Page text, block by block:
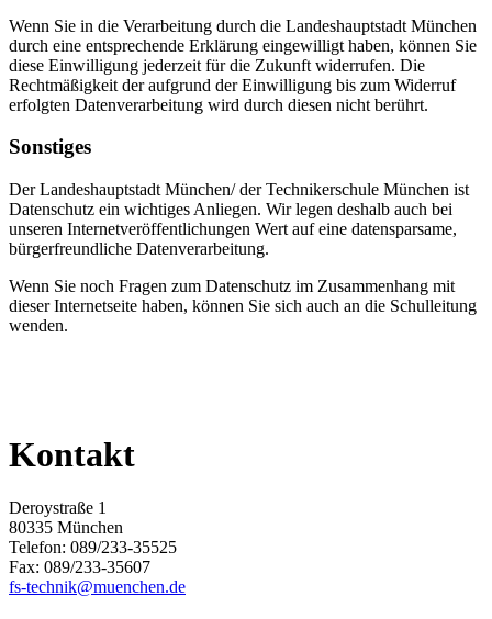
Wenn Sie in die Verarbeitung durch die Landeshauptstadt München
durch eine entsprechende Erklärung eingewilligt haben, können Sie
diese Einwilligung jederzeit für die Zukunft widerrufen. Die
Rechtmäßigkeit der aufgrund der Einwilligung bis zum Widerruf
erfolgten Datenverarbeitung wird durch diesen nicht berührt.
Sonstiges
Der Landeshauptstadt München/ der Technikerschule München ist
Datenschutz ein wichtiges Anliegen. Wir legen deshalb auch bei
unseren Internetveröffentlichungen Wert auf eine datensparsame,
bürgerfreundliche Datenverarbeitung.
Wenn Sie noch Fragen zum Datenschutz im Zusammenhang mit
dieser Internetseite haben, können Sie sich auch an die Schulleitung
wenden.
Kontakt
Deroystraße 1
80335 München
Telefon: 089/233-35525
Fax: 089/233-35607
fs-technik@muenchen.de